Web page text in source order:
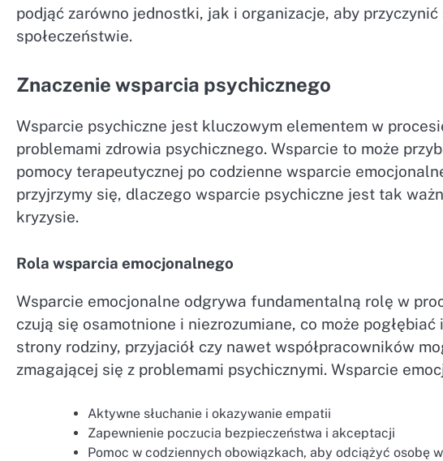
podjąć zarówno jednostki, jak i organizacje, aby
społeczeństwie.
Znaczenie wsparcia psychicznego
Wsparcie psychiczne jest kluczowym elementem w
problemami zdrowia psychicznego. Wsparcie to może
pomocy terapeutycznej po codzienne wsparcie
przyjrzymy się, dlaczego wsparcie psychiczne jest tak
kryzysie.
Rola wsparcia emocjonalnego
Wsparcie emocjonalne odgrywa fundamentalną rolę w
czują się osamotnione i niezrozumiane, co może
strony rodziny, przyjaciół czy nawet współpracowników
zmagającej się z problemami psychicznymi. Wsparcie
Aktywne słuchanie i okazywanie empatii
Zapewnienie poczucia bezpieczeństwa i akceptacji
Pomoc w codziennych obowiązkach, aby odciążyć osobę